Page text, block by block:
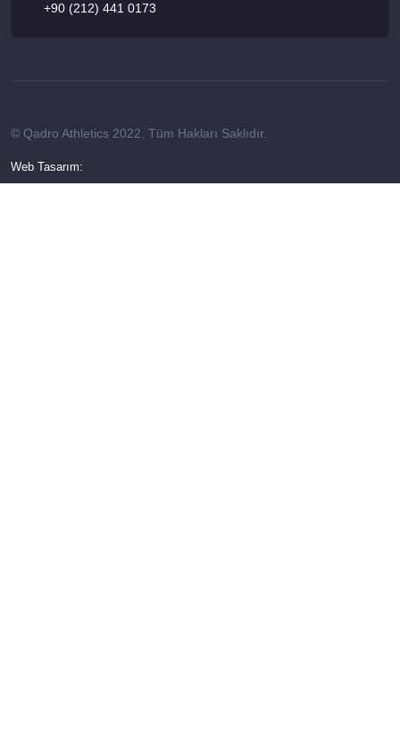
+90 (212) 441 0173
© Qadro Athletics 2022. Tüm Hakları Saklıdır.
Web Tasarım: